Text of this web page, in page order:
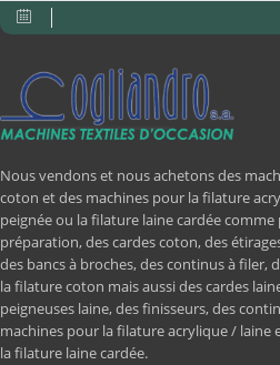
Nous vendons et nous achetons des
coton et des machines pour la filature
peignée ou la filature laine cardée
préparation, des cardes coton, des
des bancs à broches, des continus à filer,
la filature coton mais aussi des cardes
peigneuses laine, des finisseurs, des
machines pour la filature acrylique / laine
la filature laine cardée.